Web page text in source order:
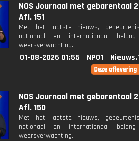
NOS Journaal met gebarentaal
Afl. 151
Met het laatste nieuws,
nationaal en internationaal
weersverwachting.
01-08-2026 01:55 NPO1
NOS Journaal met gebarentaal
Afl. 150
Met het laatste nieuws,
nationaal en internationaal
weersverwachting.